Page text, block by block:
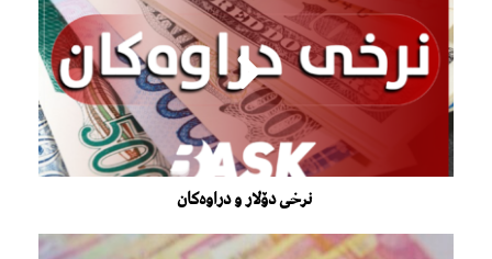
نرخی دۆلار و دراوەکان